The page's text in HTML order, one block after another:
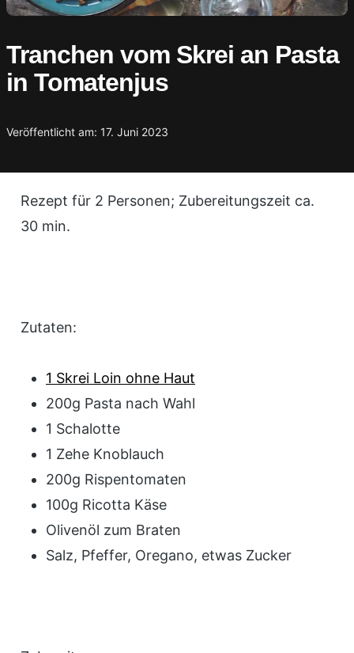
Tranchen vom Skrei an Pasta
in Tomatenjus
Veröffentlicht am: 17. Juni 2023
Rezept für 2 Personen; Zubereitungszeit ca.
30 min.
Zutaten:
1 Skrei Loin ohne Haut
200g Pasta nach Wahl
1 Schalotte
1 Zehe Knoblauch
200g Rispentomaten
100g Ricotta Käse
Olivenöl zum Braten
Salz, Pfeffer, Oregano, etwas Zucker